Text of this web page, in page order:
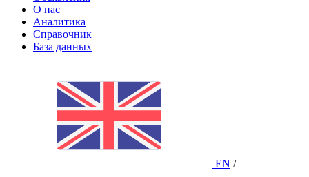
О нас
Аналитика
Справочник
База данных
EN /